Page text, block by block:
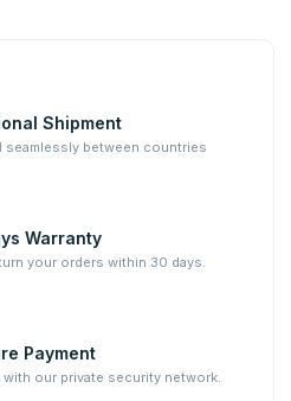
Shipment
seamlessly between countries
Warranty
your orders within 30 days.
Payment
our private security network.